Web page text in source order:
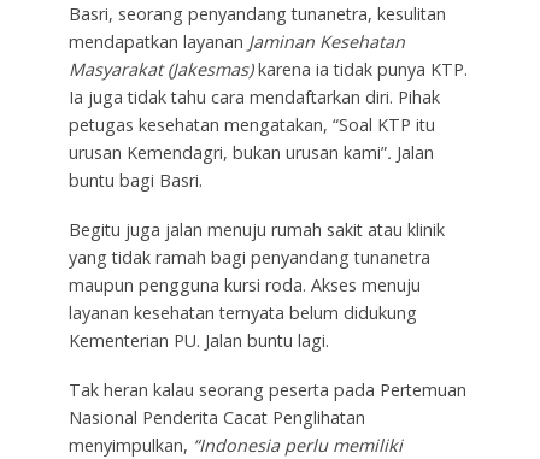
Basri, seorang penyandang tunanetra, kesulitan
mendapatkan layanan Jaminan Kesehatan
Masyarakat (Jakesmas)karena ia tidak punya KTP.
Ia juga tidak tahu cara mendaftarkan diri. Pihak
petugas kesehatan mengatakan, “Soal KTP itu
urusan Kemendagri, bukan urusan kami”. Jalan
buntu bagi Basri.
Begitu juga jalan menuju rumah sakit atau klinik
yang tidak ramah bagi penyandang tunanetra
maupun pengguna kursi roda. Akses menuju
layanan kesehatan ternyata belum didukung
Kementerian PU. Jalan buntu lagi.
Tak heran kalau seorang peserta pada Pertemuan
Nasional Penderita Cacat Penglihatan
menyimpulkan, “Indonesia perlu memiliki